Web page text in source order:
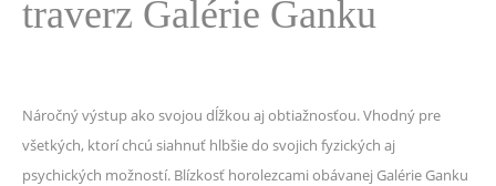
traverz Galérie Ganku
Náročný výstup ako svojou dĺžkou aj obtiažnosťou. Vhodný pre
všetkých, ktorí chcú siahnuť hlbšie do svojich fyzických aj
psychických možností. Blízkosť horolezcami obávanej Galérie Ganku